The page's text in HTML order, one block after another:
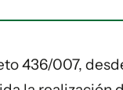
436/007,